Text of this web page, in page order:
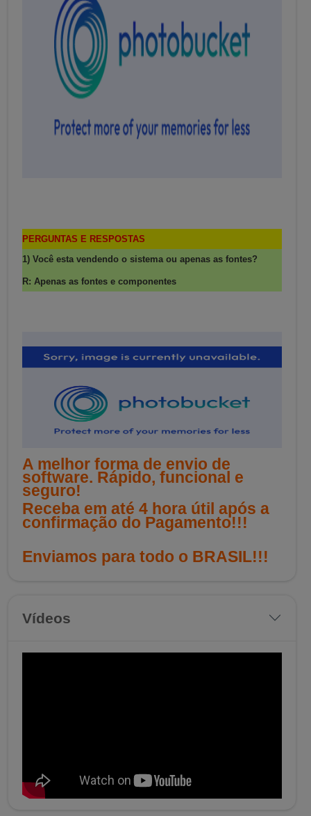
PERGUNTAS E RESPOSTAS
1) Você esta vendendo o sistema ou apenas as fontes?
R: Apenas as fontes e componentes
A melhor forma de envio de
software. Rápido, funcional e
seguro!
Receba em até 4 hora útil após a
confirmação do Pagamento!!!
Enviamos para todo o BRASIL!!!
Vídeos